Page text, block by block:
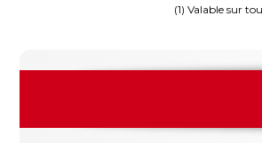
(1) Valable sur